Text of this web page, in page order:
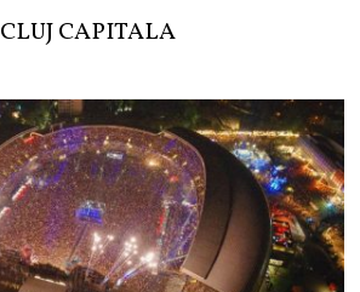
CLUJ CAPITALA